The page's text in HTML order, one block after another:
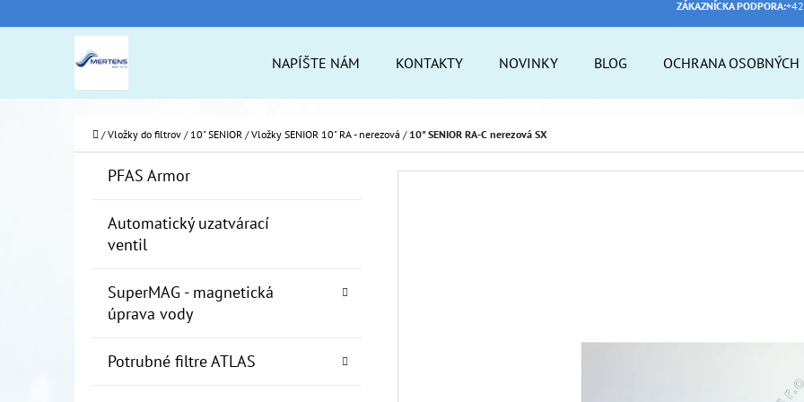
ZÁKAZNÍCKA PODPORA:
NAPÍŠTE NÁM KONTAKTY NOVINKY BLOG OCHRANA OSOBNÝCH
Domov
/ Vložky do filtrov / 10" SENIOR / Vložky SENIOR 10" RA - nerezová / 10" SENIOR RA-C nerezová SX
Preskočiť
PFAS Armor
Automatický uzatvárací
ventil
SuperMAG - magnetická
úprava vody
Potrubné filtre ATLAS
Í
do
obchodu
do
obchodu